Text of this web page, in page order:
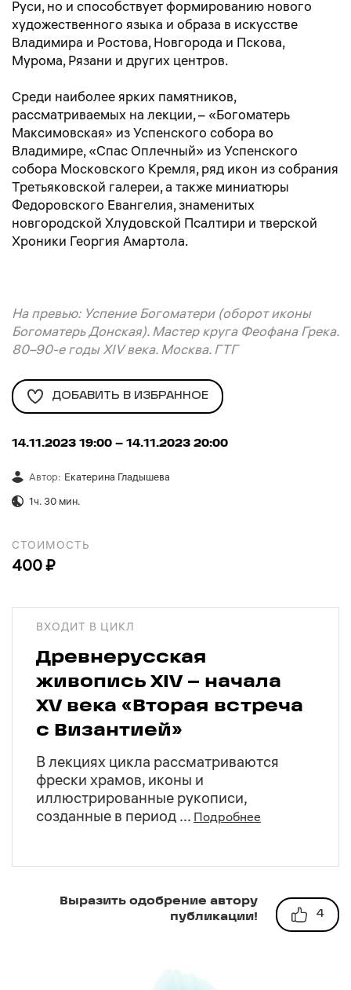
Руси, но и способствует формированию нового
художественного языка и образа в искусстве
Владимира и Ростова, Новгорода и Пскова,
Мурома, Рязани и других центров.
Среди наиболее ярких памятников,
рассматриваемых на лекции, – «Богоматерь
Максимовская» из Успенского собора во
Владимире, «Спас Оплечный» из Успенского
собора Московского Кремля, ряд икон из собрания
Третьяковской галереи, а также миниатюры
Федоровского Евангелия, знаменитых
новгородской Хлудовской Псалтири и тверской
Хроники Георгия Амартола.
На превью: Успение Богоматери (оборот иконы
Богоматерь Донская). Мастер круга Феофана Грека.
80–90-е годы XIV века. Москва. ГТГ
ДОБАВИТЬ В ИЗБРАННОЕ
14.11.2023 19:00 – 14.11.2023 20:00
Автор: Екатерина Гладышева
1ч. 30 мин.
СТОИМОСТЬ
400 ₽
ВХОДИТ В ЦИКЛ
Древнерусская
живопись XIV – начала
XV века «Вторая встреча
с Византией»
В лекциях цикла рассматриваются
фрески храмов, иконы и
иллюстрированные рукописи,
созданные в период ... Подробнее
Выразить одобрение автору
публикации!
4